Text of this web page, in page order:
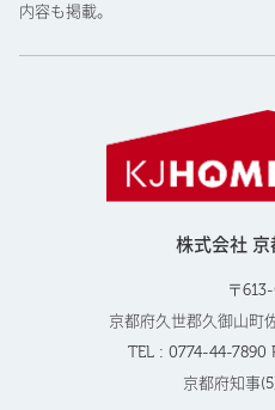
内容も掲載。
株式会社
〒
京都府久世郡久御山町
TEL : 0774-44-7890
京都府知事